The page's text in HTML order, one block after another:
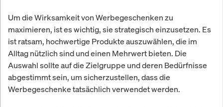
Um die Wirksamkeit von Werbegeschenken zu
maximieren, ist es wichtig, sie strategisch einzusetzen. Es
ist ratsam, hochwertige Produkte auszuwählen, die im
Alltag nützlich sind und einen Mehrwert bieten. Die
Auswahl sollte auf die Zielgruppe und deren Bedürfnisse
abgestimmt sein, um sicherzustellen, dass die
Werbegeschenke tatsächlich verwendet werden.